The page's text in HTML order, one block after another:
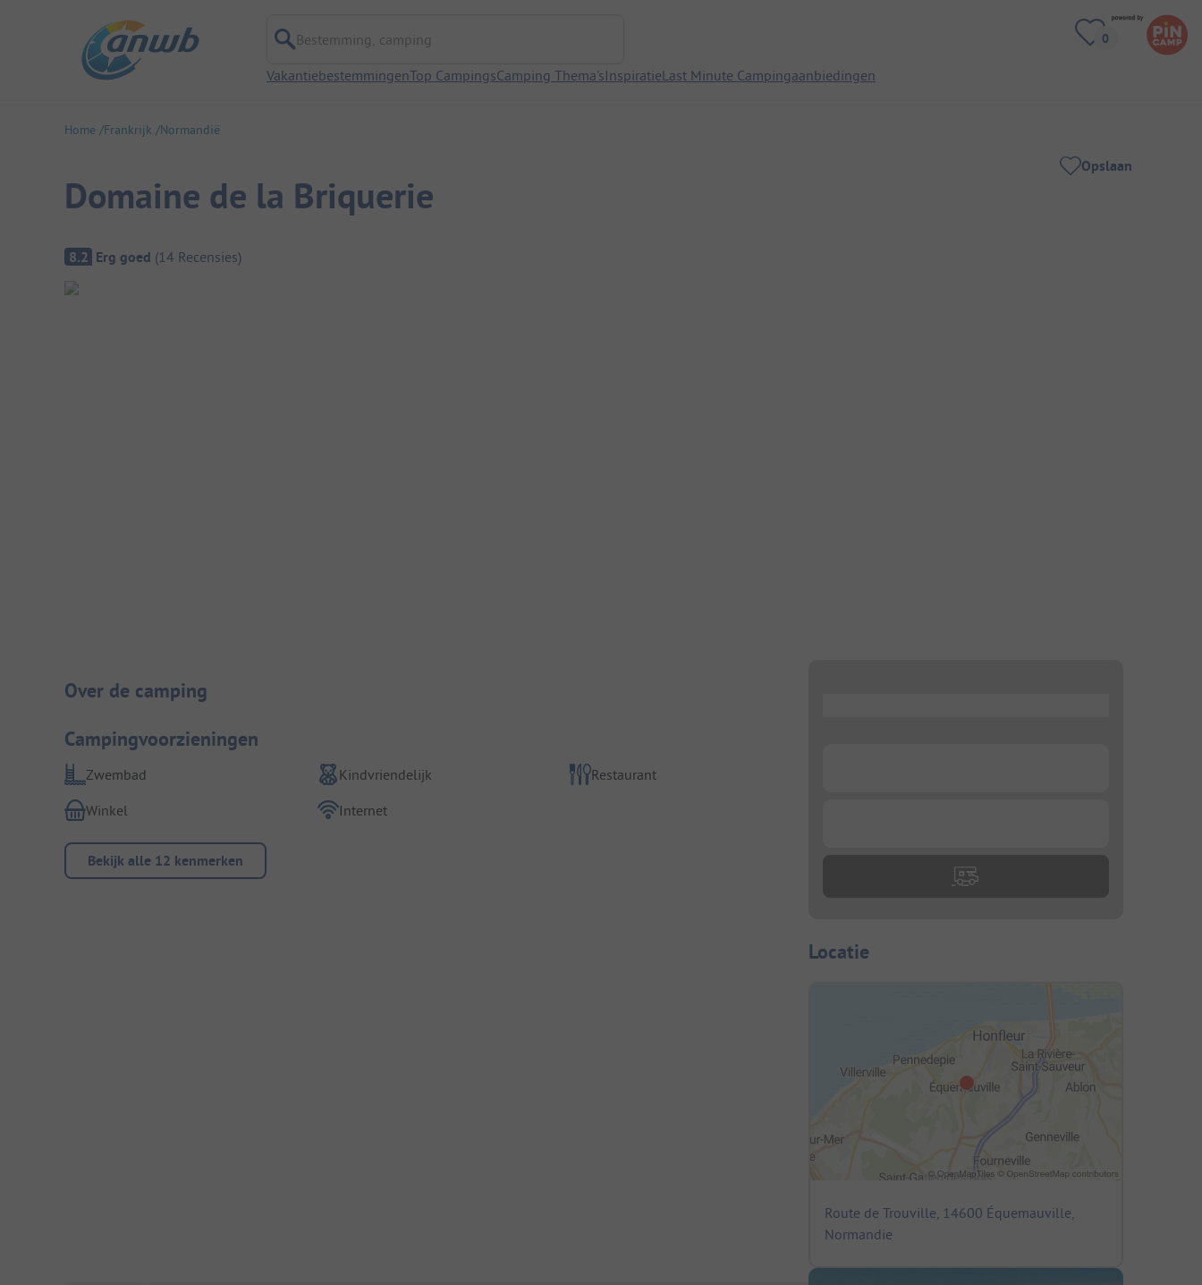
Bestemming, camping
VakantiebestemmingenTop CampingsCamping Thema'sInspiratieLast Minute Campingaanbiedingen
Home Frankrijk Normandië
Domaine de la Briquerie
Opslaan
Camping overzicht
8.2 Erg goed (14 Recensies)
Camping introductie
Over de camping
Campingvoorzieningen
Zwembad Kindvriendelijk
Restaurant
Winkel
Internet
Bekijk alle 12 kenmerken
Locatie
Route de Trouville, 14600 Équemauville,
Normandie